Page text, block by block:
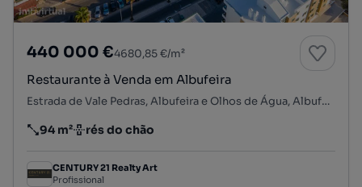
440 000 €4680,85 €/m²
Restaurante à Venda em Albufeira
Estrada de Vale Pedras, Albufeira e Olhos de Água, Albufeira, Faro
Preço por metro quadrado
94 m²
Andar rés do chão
CENTURY 21 Realty Art
Profissional